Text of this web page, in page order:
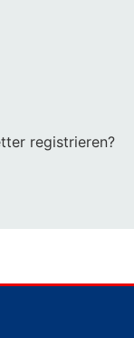
registrieren?